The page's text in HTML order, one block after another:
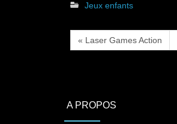
Jeux enfants
« Laser Games Action
A PROPOS